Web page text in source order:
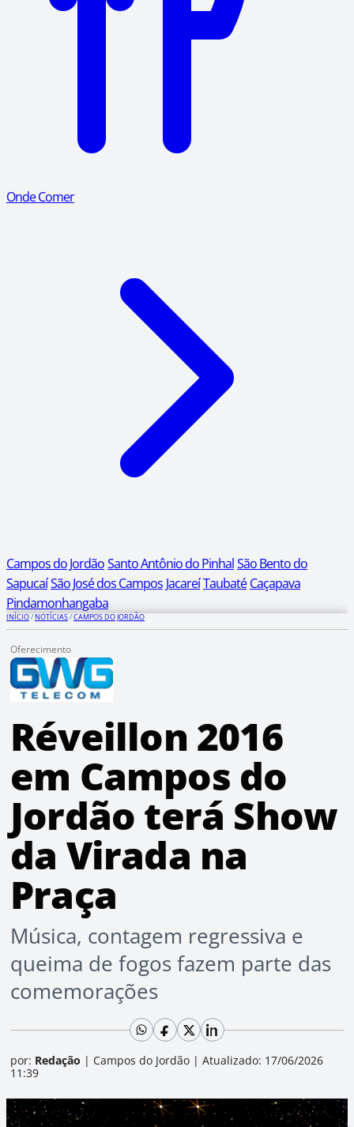
Onde Comer
Campos do JordãoSanto Antônio do PinhalSão Bento do
SapucaíSão José dos Campos JacareíTaubaté Caçapava
Pindamonhangaba
INÍCIO/NOTÍCIAS/CAMPOS DO JORDÃO
Oferecimento
Réveillon 2016
em Campos do
Jordão terá Show
da Virada na
Praça
Música, contagem regressiva e
queima de fogos fazem parte das
comemorações
por: Redação | Campos do Jordão | Atualizado: 17/06/2026
11:39